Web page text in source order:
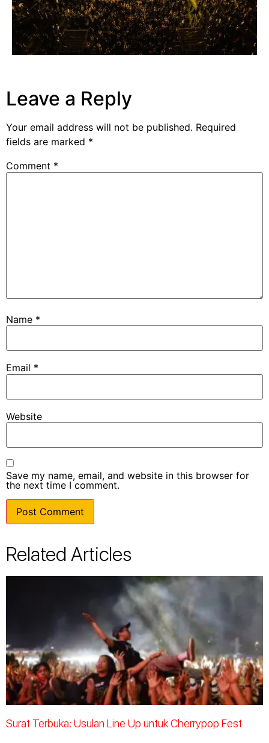
Leave a Reply
Your email address will not be published. Required
fields are marked *
Comment *
Name *
Email *
Website
Save my name, email, and website in this browser for
the next time I comment.
Related Articles
Surat Terbuka: Usulan Line Up untuk Cherrypop Fest